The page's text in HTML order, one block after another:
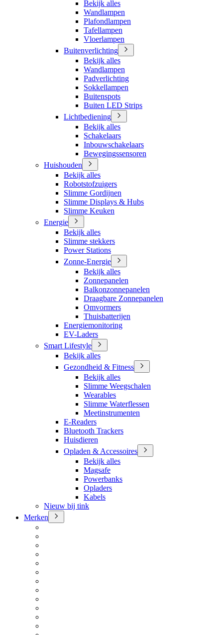
Bekijk alles
Wandlampen
Plafondlampen
Tafellampen
Vloerlampen
Buitenverlichting
Bekijk alles
Wandlampen
Padverlichting
Sokkellampen
Buitenspots
Buiten LED Strips
Lichtbediening
Bekijk alles
Schakelaars
Inbouwschakelaars
Bewegingssensoren
Huishouden
Bekijk alles
Robotstofzuigers
Slimme Gordijnen
Slimme Displays & Hubs
Slimme Keuken
Energie
Bekijk alles
Slimme stekkers
Power Stations
Zonne-Energie
Bekijk alles
Zonnepanelen
Balkonzonnepanelen
Draagbare Zonnepanelen
Omvormers
Thuisbatterijen
Energiemonitoring
EV-Laders
Smart Lifestyle
Bekijk alles
Gezondheid & Fitness
Bekijk alles
Slimme Weegschalen
Wearables
Slimme Waterflessen
Meetinstrumenten
E-Readers
Bluetooth Trackers
Huisdieren
Opladen & Accessoires
Bekijk alles
Magsafe
Powerbanks
Opladers
Kabels
Nieuw bij tink
Merken